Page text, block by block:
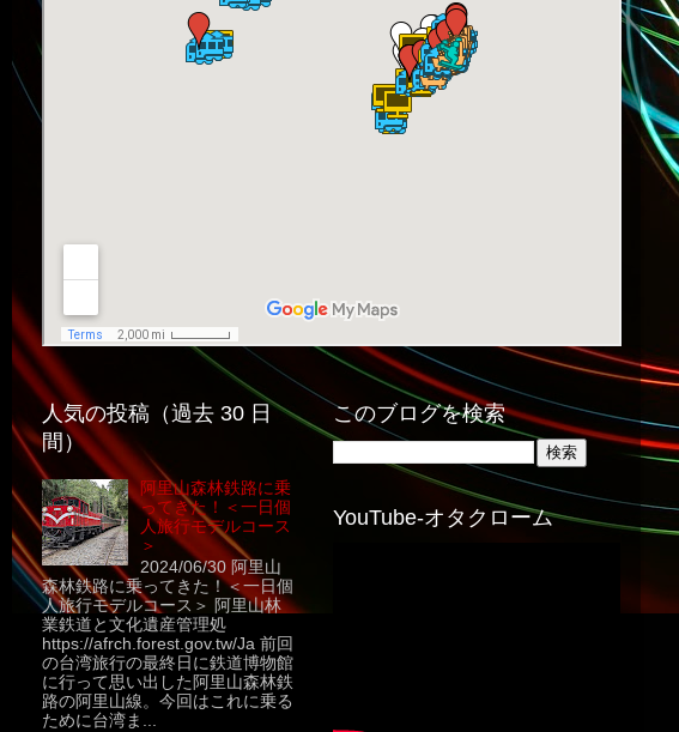
人気の投稿（過去 30 日
間）
阿里山森林鉄路に乗
ってきた！＜一日個
人旅行モデルコース
＞
2024/06/30 阿里山
森林鉄路に乗ってきた！＜一日個
人旅行モデルコース＞ 阿里山林
業鉄道と文化遺産管理処
https://afrch.forest.gov.tw/Ja 前回
の台湾旅行の最終日に鉄道博物館
に行って思い出した阿里山森林鉄
路の阿里山線。今回はこれに乗る
ために台湾ま...
このブログを検索
YouTube-オタクローム